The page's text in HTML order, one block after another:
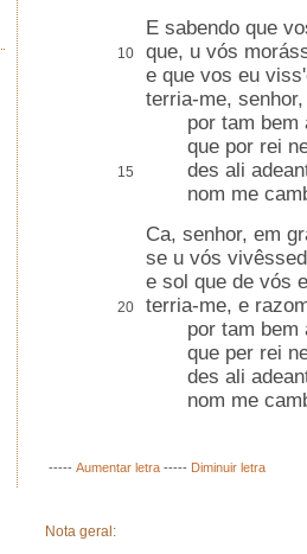
E sabendo que
10
que, u vós
e que vos eu
terria-me,
por tam bem
que por rei
15
des ali
nom me
Ca, senhor, em
se u vós
e sol que de vós
20
terria-me, e
por tam bem
que per rei
des ali
nom me
----- Aumentar letra ----- Diminuir letra
Nota geral: